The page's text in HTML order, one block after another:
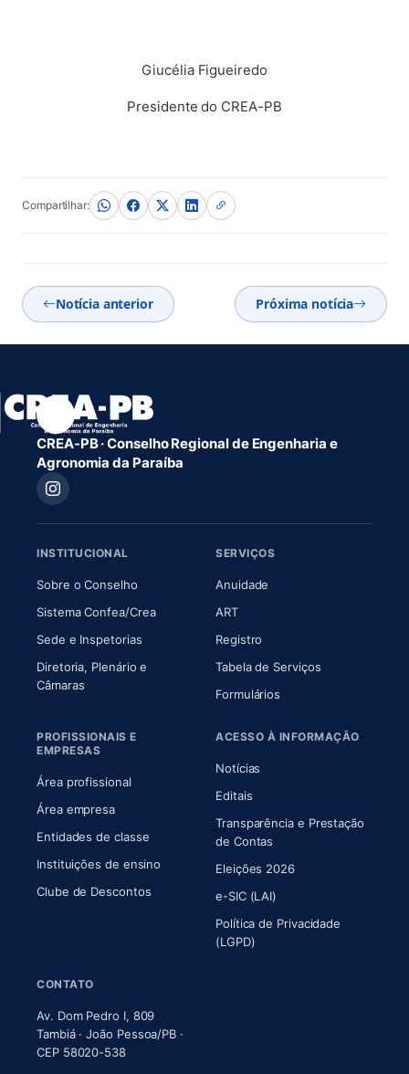
Giucélia Figueiredo
Presidente do CREA-PB
Compartilhar:
Notícia anterior Próxima notícia
CREA-PB · Conselho Regional de Engenharia e
Agronomia da Paraíba
INSTITUCIONAL
Sobre o Conselho(abre em nova aba)
Sistema Confea/Crea(abre em nova aba)
Sede e Inspetorias
Diretoria, Plenário e
Câmaras(abre em nova aba)
SERVIÇOS
Anuidade
ART(abre em nova aba)
Registro
Tabela de Serviços
Formulários
PROFISSIONAIS E
EMPRESAS
Área profissional
Área empresa
Entidades de classe
Instituições de ensino
Clube de Descontos
ACESSO À INFORMAÇÃO
Notícias
Editais
Transparência e Prestação
de Contas
Eleições 2026
e-SIC (LAI)
Política de Privacidade
(LGPD)
CONTATO
Av. Dom Pedro I, 809
Tambiá · João Pessoa/PB ·
CEP 58020-538